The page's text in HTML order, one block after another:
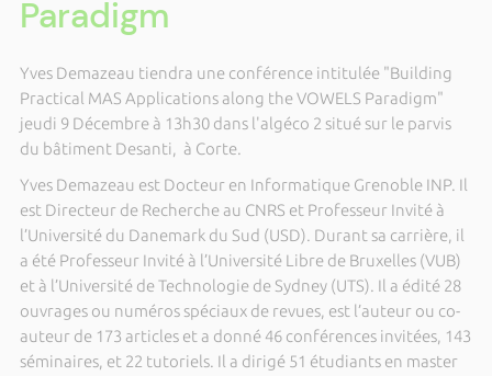
Paradigm
Yves Demazeau tiendra une conférence intitulée "Building
Practical MAS Applications along the VOWELS Paradigm"
jeudi 9 Décembre à 13h30 dans l'algéco 2 situé sur le parvis
du bâtiment Desanti, à Corte.
Yves Demazeau est Docteur en Informatique Grenoble INP. Il
est Directeur de Recherche au CNRS et Professeur Invité à
l’Université du Danemark du Sud (USD). Durant sa carrière, il
a été Professeur Invité à l’Université Libre de Bruxelles (VUB)
et à l’Université de Technologie de Sydney (UTS). Il a édité 28
ouvrages ou numéros spéciaux de revues, est l’auteur ou co-
auteur de 173 articles et a donné 46 conférences invitées, 143
séminaires, et 22 tutoriels. Il a dirigé 51 étudiants en master